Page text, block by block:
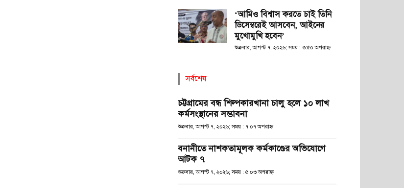
‘আমিও বিশ্বাস করতে চাই তিনি
ডিসেম্বরেই আসবেন, আইনের
মুখোমুখি হবেন’
শুক্রবার, আগস্ট ৭, ২০২৬; সময় : ৩:৫০ অপরাহ্ণ
সর্বশেষ
চট্টগ্রামের বন্ধ শিল্পকারখানা চালু হলে ১০ লাখ
কর্মসংস্থানের সম্ভাবনা
শুক্রবার, আগস্ট ৭, ২০২৬; সময় : ৭:০৭ অপরাহ্ণ
বনানীতে নাশকতামূলক কর্মকাণ্ডের অভিযোগে
আটক ৭
শুক্রবার, আগস্ট ৭, ২০২৬; সময় : ৫:০৩ অপরাহ্ণ